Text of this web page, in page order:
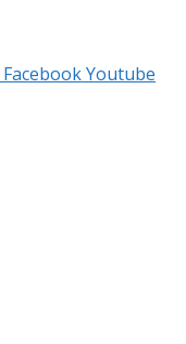
FacebookYoutube